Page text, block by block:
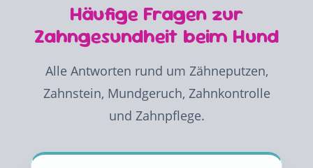
Häufige Fragen zur
Zahngesundheit beim Hund
Alle Antworten rund um Zähneputzen,
Zahnstein, Mundgeruch, Zahnkontrolle
und Zahnpflege.